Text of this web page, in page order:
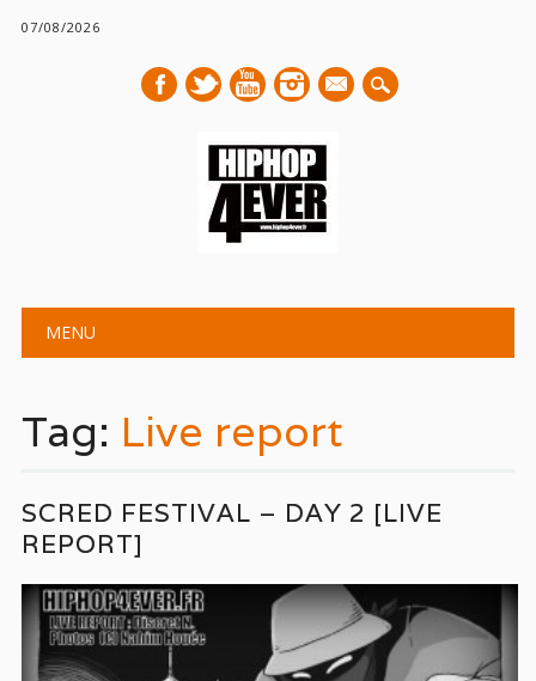
07/08/2026
mail
Main menu
MENU
Tag: Live report
SCRED FESTIVAL – DAY 2 [LIVE
REPORT]